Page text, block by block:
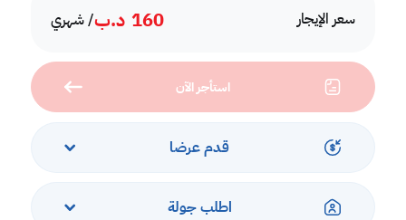
سعر الإيجار 160 د.ب/ شهري
استأجر الآن
قدم عرضا
اطلب جولة